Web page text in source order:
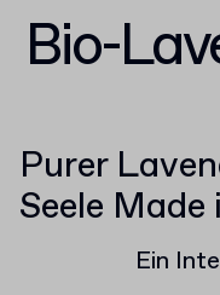
Bio-
Purer
Seele
Ein